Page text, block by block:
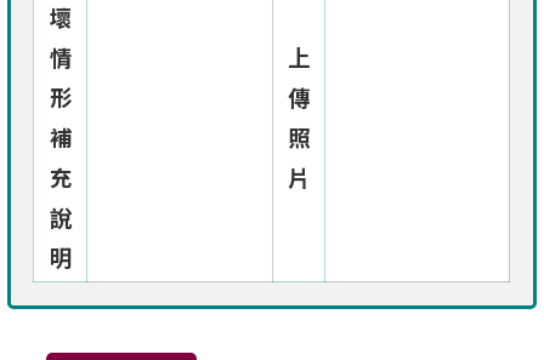
壞
情
形
補
充
說
明
上
傳
照
片